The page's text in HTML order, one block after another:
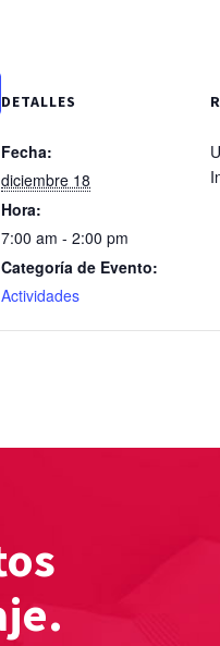
DETALLES
Fecha:
diciembre 18
Hora:
7:00 am - 2:00 pm
Categoría de Evento:
Actividades